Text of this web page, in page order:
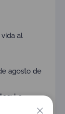
al
agosto de
La